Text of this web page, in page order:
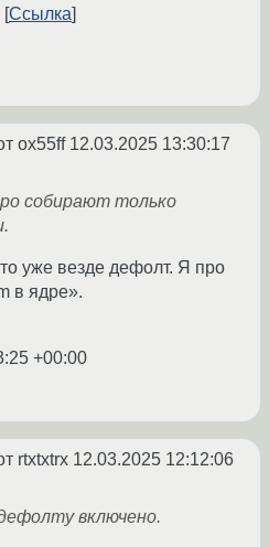
Ссылка
ox55ff 12.03.2025 13:30:17
собирают только
уже везде дефолт. Я про
в ядре».
+00:00
rtxtxtrx 12.03.2025 12:12:06
включено.